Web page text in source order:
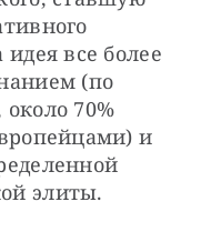
все более
(по
70%
и
элиты.